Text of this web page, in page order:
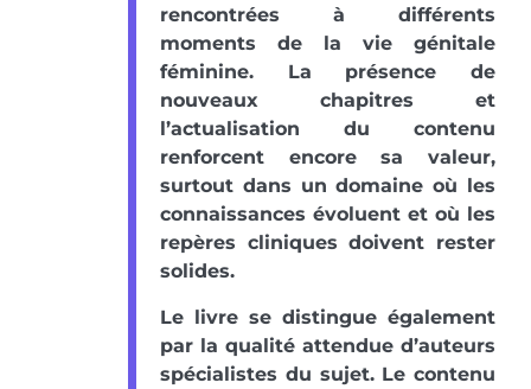
rencontrées à différents
moments de la vie génitale
féminine. La présence de
nouveaux chapitres et
l’actualisation du contenu
renforcent encore sa valeur,
surtout dans un domaine où les
connaissances évoluent et où les
repères cliniques doivent rester
solides.
Le livre se distingue également
par la qualité attendue d’auteurs
spécialistes du sujet. Le contenu